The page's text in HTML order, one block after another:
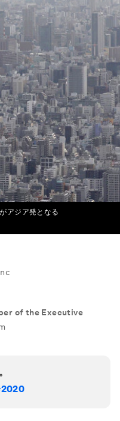
アジア発となる
of the Executive
2020